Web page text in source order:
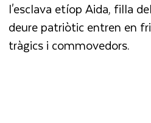
l'esclava etíop Aida, filla
deure patriòtic entren en
tràgics i commovedors.